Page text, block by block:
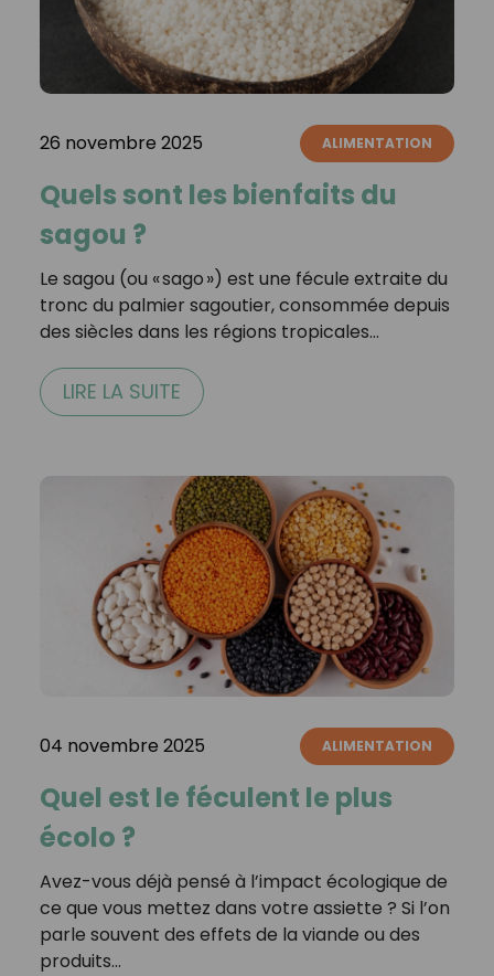
26 novembre 2025 ALIMENTATION
Quels sont les bienfaits du
sagou ?
Le sagou (ou « sago ») est une fécule extraite du
tronc du palmier sagoutier, consommée depuis
des siècles dans les régions tropicales…
LIRE LA SUITE
04 novembre 2025 ALIMENTATION
Quel est le féculent le plus
écolo ?
Avez-vous déjà pensé à l’impact écologique de
ce que vous mettez dans votre assiette ? Si l’on
parle souvent des effets de la viande ou des
produits…